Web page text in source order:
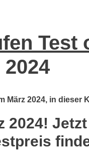
Test
2024
2024, in dieser
2024!